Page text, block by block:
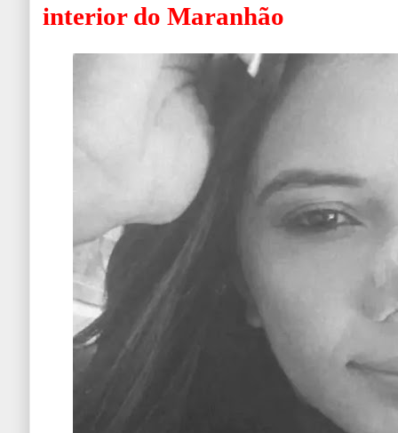
interior do Maranhão